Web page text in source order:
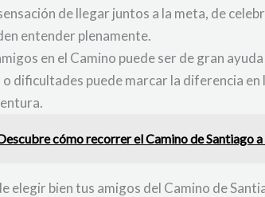
de llegar juntos a la meta, de
entender plenamente.
en el Camino puede ser de gran
o dificultades puede marcar la diferencia
cómo recorrer el Camino de Santiago
elegir bien tus amigos del Camino de